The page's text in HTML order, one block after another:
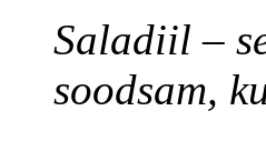
Saladiil –
soodsam,